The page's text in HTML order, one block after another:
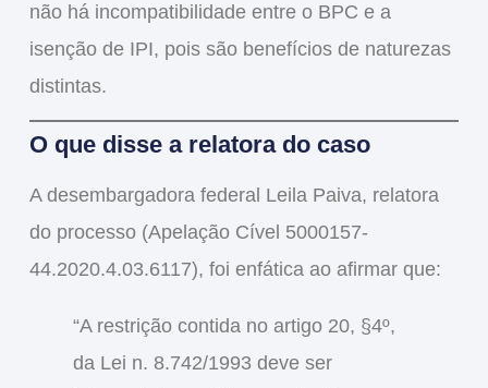
não há incompatibilidade entre o BPC e a
isenção de IPI, pois são benefícios de naturezas
distintas.
O que disse a relatora do caso
A desembargadora federal Leila Paiva, relatora
do processo (Apelação Cível 5000157-
44.2020.4.03.6117), foi enfática ao afirmar que:
“A restrição contida no artigo 20, §4º,
da Lei n. 8.742/1993 deve ser